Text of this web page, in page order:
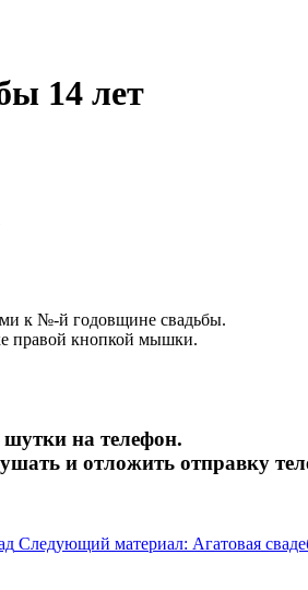
14 лет
к №-й годовщине свадьбы.
правой кнопкой мышки.
на телефон.
и отложить отправку
Следующий материал: Агатовая